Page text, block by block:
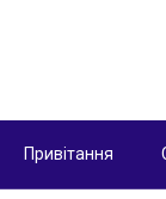
Привітання